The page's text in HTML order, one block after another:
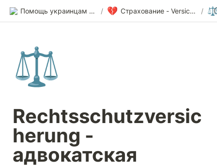
Помощь украинцам в Германии / 💔 Страхование - Versicherungen /
⚖️
Rechtsschutzversic
herung -
адвокатская